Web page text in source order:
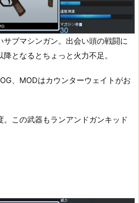
サブマシンガン。出会い頭の戦闘に
となるとちょっと火力不足。
、MODはカウンターウェイトがお
。この武器もランアンドガンキッド